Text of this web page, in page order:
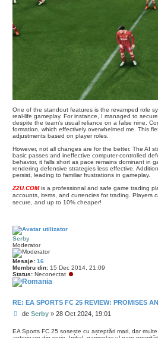
One of the standout features is the revamped role
real-life gameplay. For instance, I managed to
despite the team's usual reliance on a false nine.
formation, which effectively overwhelmed me. This
adjustments based on player roles.
However, not all changes are for the better. The AI
basic passes and ineffective computer-controlled
behavior, it falls short as pace remains dominant in
rendering defensive strategies less effective.
persist, leading to familiar frustrations in gameplay.
Z2U.COMis a professional and safe game trading
accounts, items, and currencies for trading. Players
secure, and up to 10% cheaper!
Serby
Moderator
Mesaje: 16
Membru din: 15 Dec 2014, 21:09
Status: Neconectat
RE: EA SPORTS FC 25 REVIEW: PROMISES
M
s
de Serby» 28 Oct 2024, 19:01
EA Sports FC 25 sosește cu așteptări mari, dar